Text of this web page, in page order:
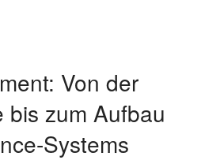
Von der
bis zum Aufbau
Systems